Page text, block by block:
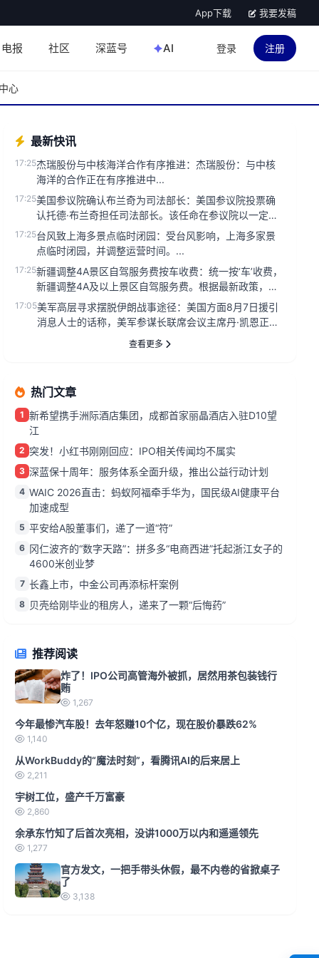
App下载 我要发稿
电报 社区 深蓝号 AI 登录 注册
心
最新快讯
17:25杰瑞股份与中核海洋合作有序推进：杰瑞股份：与中核
海洋的合作正在有序推进中...
17:25美国参议院确认布兰奇为司法部长：美国参议院投票确
认托德·布兰奇担任司法部长。该任命在参议院以一定票
数通过，标志着布兰奇正...
17:25台风致上海多景点临时闭园：受台风影响，上海多家景
点临时闭园，并调整运营时间。...
17:25新疆调整4A景区自驾服务费按车收费：统一按‘车’收费，
新疆调整4A及以上景区自驾服务费。根据最新政策，自
2023年5月1...
17:05美军高层寻求摆脱伊朗战事途径：美国方面8月7日援引
消息人士的话称，美军参谋长联席会议主席丹·凯恩正在
寻找摆脱伊朗战事的途...
查看更多
热门文章
1 新希望携手洲际酒店集团，成都首家丽晶酒店入驻D10望
江
2 突发！小红书刚刚回应：IPO相关传闻均不属实
3 深蓝保十周年：服务体系全面升级，推出公益行动计划
4 WAIC 2026直击：蚂蚁阿福牵手华为，国民级AI健康平台
加速成型
5 平安给A股董事们，递了一道“符”
6 冈仁波齐的“数字天路”：拼多多“电商西进”托起浙江女子的
4600米创业梦
7 长鑫上市，中金公司再添标杆案例
8 贝壳给刚毕业的租房人，递来了一颗“后悔药”
推荐阅读
炸了！IPO公司高管海外被抓，居然用茶包装钱行
贿
1,267
今年最惨汽车股！去年怒赚10个亿，现在股价暴跌62%
1,140
从WorkBuddy的“魔法时刻”，看腾讯AI的后来居上
2,211
宇树工位，盛产千万富豪
2,860
余承东竹知了后首次亮相，没讲1000万以内和遥遥领先
1,277
官方发文，一把手带头休假，最不内卷的省掀桌子
了
3,138